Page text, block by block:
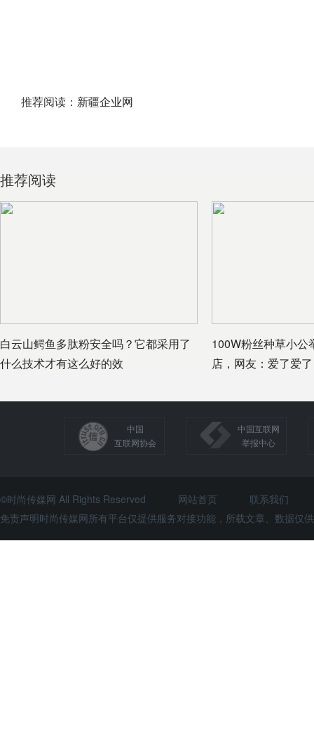
推荐阅读： 新疆企业网
推荐阅读
白云山鳄鱼多肽粉安全吗？它都采用了
什么技术才有这么好的效
100W粉丝种草小公
店，网友：爱了爱了
中国
互联网协会
中国互联网
举报中心
©时尚传媒网 All Rights Reserved 网站首页
联系我们
免责声明时尚传媒网所有平台仅提供服务对接功能，所载文章、数据